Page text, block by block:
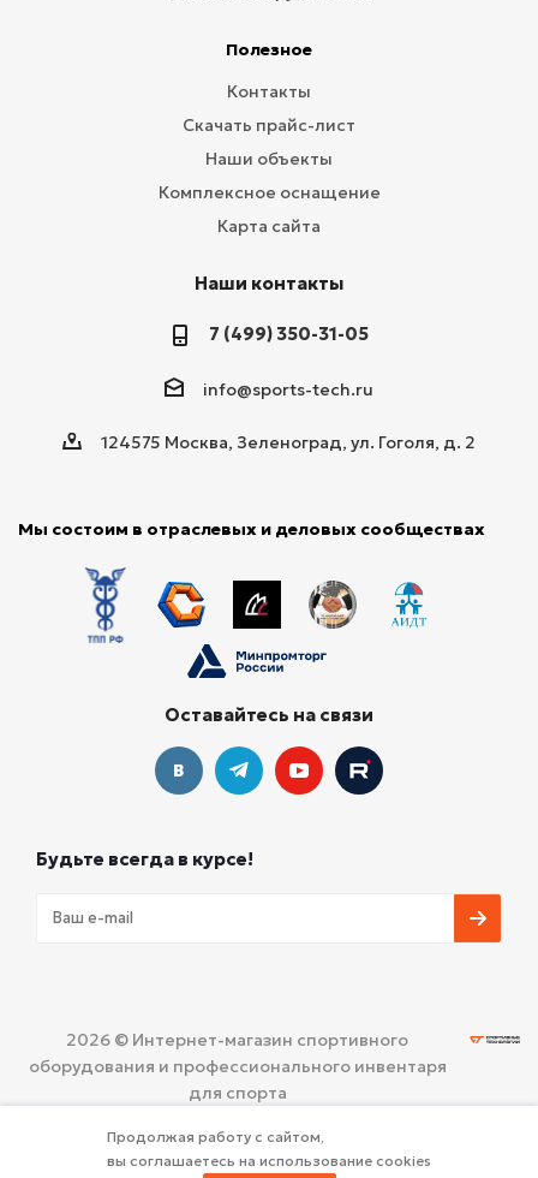
Полезное
Контакты
Скачать прайс-лист
Наши объекты
Комплексное оснащение
Карта сайта
Наши контакты
7 (499) 350-31-05
info@sports-tech.ru
124575 Москва, Зеленоград, ул. Гоголя, д. 2
Мы состоим в отраслевых и деловых сообществах
Оставайтесь на связи
Будьте всегда в курсе!
2026 © Интернет-магазин спортивного
оборудования и профессионального инвентаря
для спорта
конфиденциальности
Продолжая работу с сайтом,
вы соглашаетесь на использование cookies